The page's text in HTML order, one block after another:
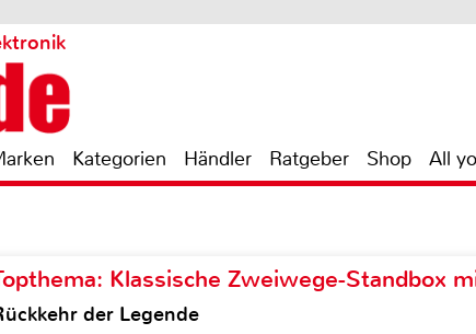
Kategorien Händler Ratgeber Shop All
Klassische Zweiwege-Standbox
der Legende